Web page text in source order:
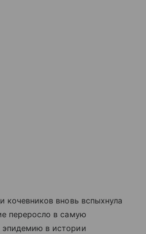
кочевников вновь вспыхнула
переросло в самую
эпидемию в истории